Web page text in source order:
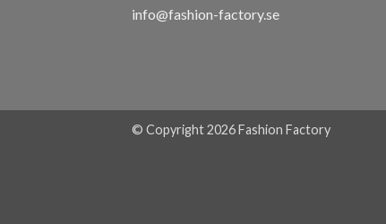
info@fashion-factory.se
© Copyright 2026 Fashion Factory